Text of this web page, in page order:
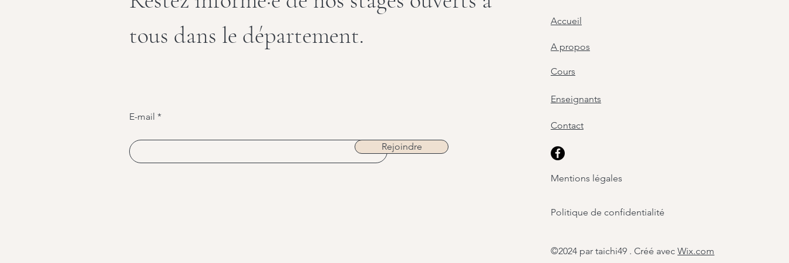
tous dans le département.
E-mail
Rejoindre
Accueil
A propos
Cours
Enseignants
Contact
Mentions légales
Politique de confidentialité
©2024 par taichi49 . Créé avec Wix.com